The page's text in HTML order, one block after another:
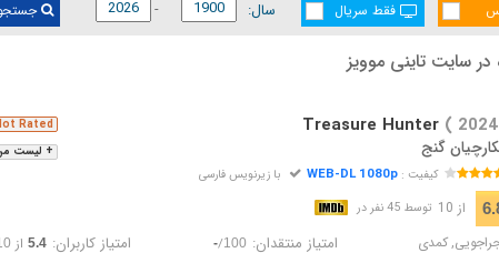
فقط سریال سال:
سایت تاینی موویز
+ لیست
Rated Treasure Hunter(
گنج
کیفیت :WEB-DL 1080p با زیرنویس فارسی
از 10 توسط 45 نفر در
,کمدی امتیاز منتقدان: -/100 امتیاز کاربران: 5.4 از